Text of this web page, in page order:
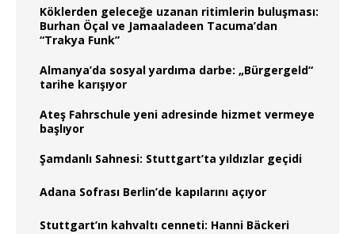
Köklerden geleceğe uzanan ritimlerin buluşması:
Burhan Öçal ve Jamaaladeen Tacuma’dan
“Trakya Funk”
Almanya’da sosyal yardıma darbe: „Bürgergeld“
tarihe karışıyor
Ateş Fahrschule yeni adresinde hizmet vermeye
başlıyor
Şamdanlı Sahnesi: Stuttgart’ta yıldızlar geçidi
Adana Sofrası Berlin’de kapılarını açıyor
Stuttgart’ın kahvaltı cenneti: Hanni Bäckeri